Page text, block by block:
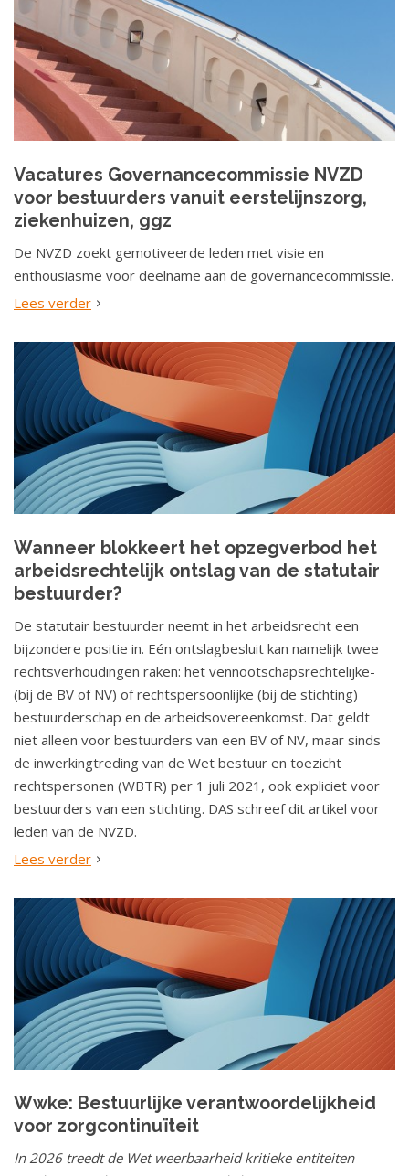
Vacatures Governancecommissie NVZD
voor bestuurders vanuit eerstelijnszorg,
ziekenhuizen, ggz
De NVZD zoekt gemotiveerde leden met visie en
enthousiasme voor deelname aan de governancecommissie.
Lees verder
Wanneer blokkeert het opzegverbod het
arbeidsrechtelijk ontslag van de statutair
bestuurder?
De statutair bestuurder neemt in het arbeidsrecht een
bijzondere positie in. Eén ontslagbesluit kan namelijk twee
rechtsverhoudingen raken: het vennootschapsrechtelijke-
(bij de BV of NV) of rechtspersoonlijke (bij de stichting)
bestuurderschap en de arbeidsovereenkomst. Dat geldt
niet alleen voor bestuurders van een BV of NV, maar sinds
de inwerkingtreding van de Wet bestuur en toezicht
rechtspersonen (WBTR) per 1 juli 2021, ook expliciet voor
bestuurders van een stichting. DAS schreef dit artikel voor
leden van de NVZD.
Lees verder
Wwke: Bestuurlijke verantwoordelijkheid
voor zorgcontinuïteit
In 2026 treedt de Wet weerbaarheid kritieke entiteiten